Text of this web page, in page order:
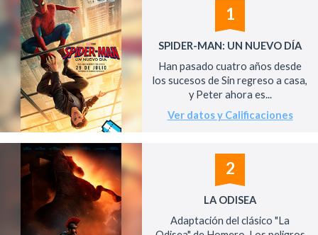
1
SPIDER-MAN: UN NUEVO DÍA
Han pasado cuatro años desde
los sucesos de Sin regreso a casa,
y Peter ahora es...
Ver datos y Calificaciones
2
LA ODISEA
Adaptación del clásico "La